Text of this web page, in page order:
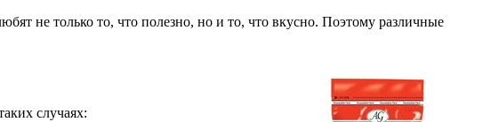
не только то, что полезно, но и то, что вкусно. Поэтому различные
случаях: